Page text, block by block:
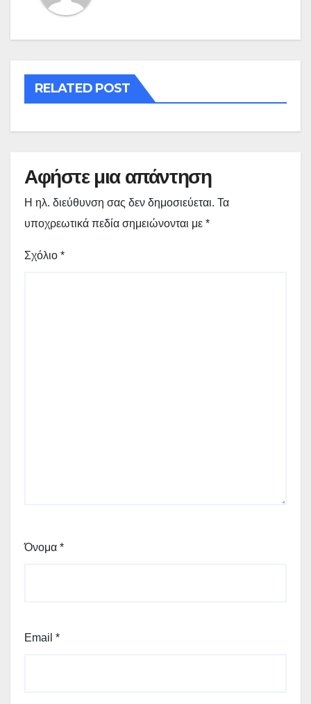
RELATED POST
Αφήστε μια απάντηση
Η ηλ. διεύθυνση σας δεν δημοσιεύεται. Τα
υποχρεωτικά πεδία σημειώνονται με *
Σχόλιο *
Όνομα *
Email *